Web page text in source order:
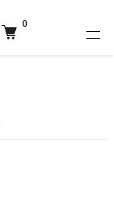
0